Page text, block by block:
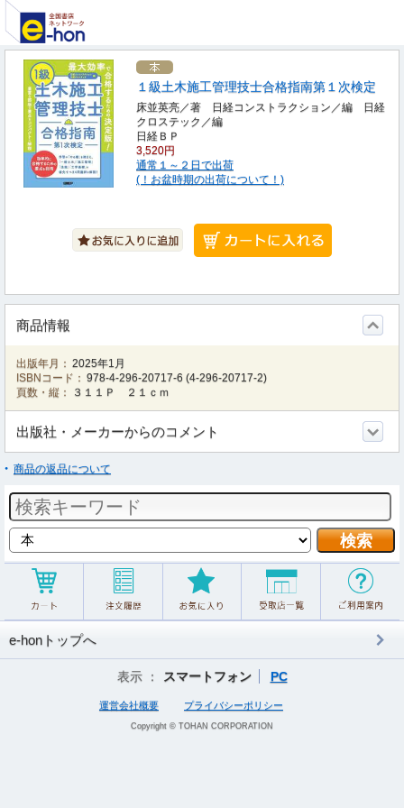
１級土木施工管理技士合格指南第１次検定
床並英亮／著 日経コンストラクション／編 日経
クロステック／編
日経ＢＰ
3,520円
通常１～２日で出荷
(！お盆時期の出荷について！)
商品情報
出版年月： 2025年1月
ISBNコード： 978-4-296-20717-6 (4-296-20717-2)
頁数・縦：
３１１Ｐ ２１ｃｍ
出版社・メーカーからのコメント
商品の返品について
e-honトップへ
表示 ： スマートフォン PC
運営会社概要 プライバシーポリシー
Copyright © TOHAN CORPORATION